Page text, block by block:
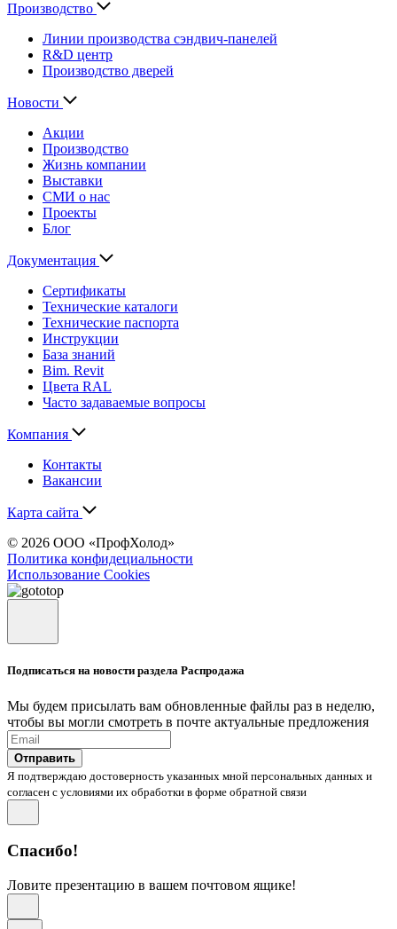
Производство
Линии производства сэндвич-панелей
R&D центр
Производство дверей
Новости
Акции
Производство
Жизнь компании
Выставки
СМИ о нас
Проекты
Блог
Документация
Сертификаты
Технические каталоги
Технические паспорта
Инструкции
База знаний
Bim. Revit
Цвета RAL
Часто задаваемые вопросы
Компания
Контакты
Вакансии
Карта сайта
© 2026 ООО «ПрофХолод»
Политика конфидециальности
Использование Cookies
Подписаться на новости раздела Распродажа
Мы будем присылать вам обновленные файлы раз в неделю,
чтобы вы могли смотреть в почте актуальные предложения
Отправить
Я подтверждаю достоверность указанных мной персональных данных и
согласен с условиями их обработки в форме обратной связи
Спасибо!
Ловите презентацию в вашем почтовом ящике!